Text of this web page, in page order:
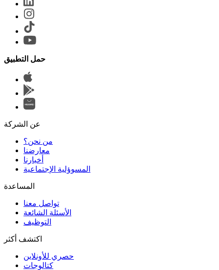
حمل التطبيق
عن الشركة
من نحن؟
المسوؤلية الإجتماعية
تواصل معنا
الأسئلة الشائعة
التوظيف
اكتشف أكثر
حصري للأونلاين